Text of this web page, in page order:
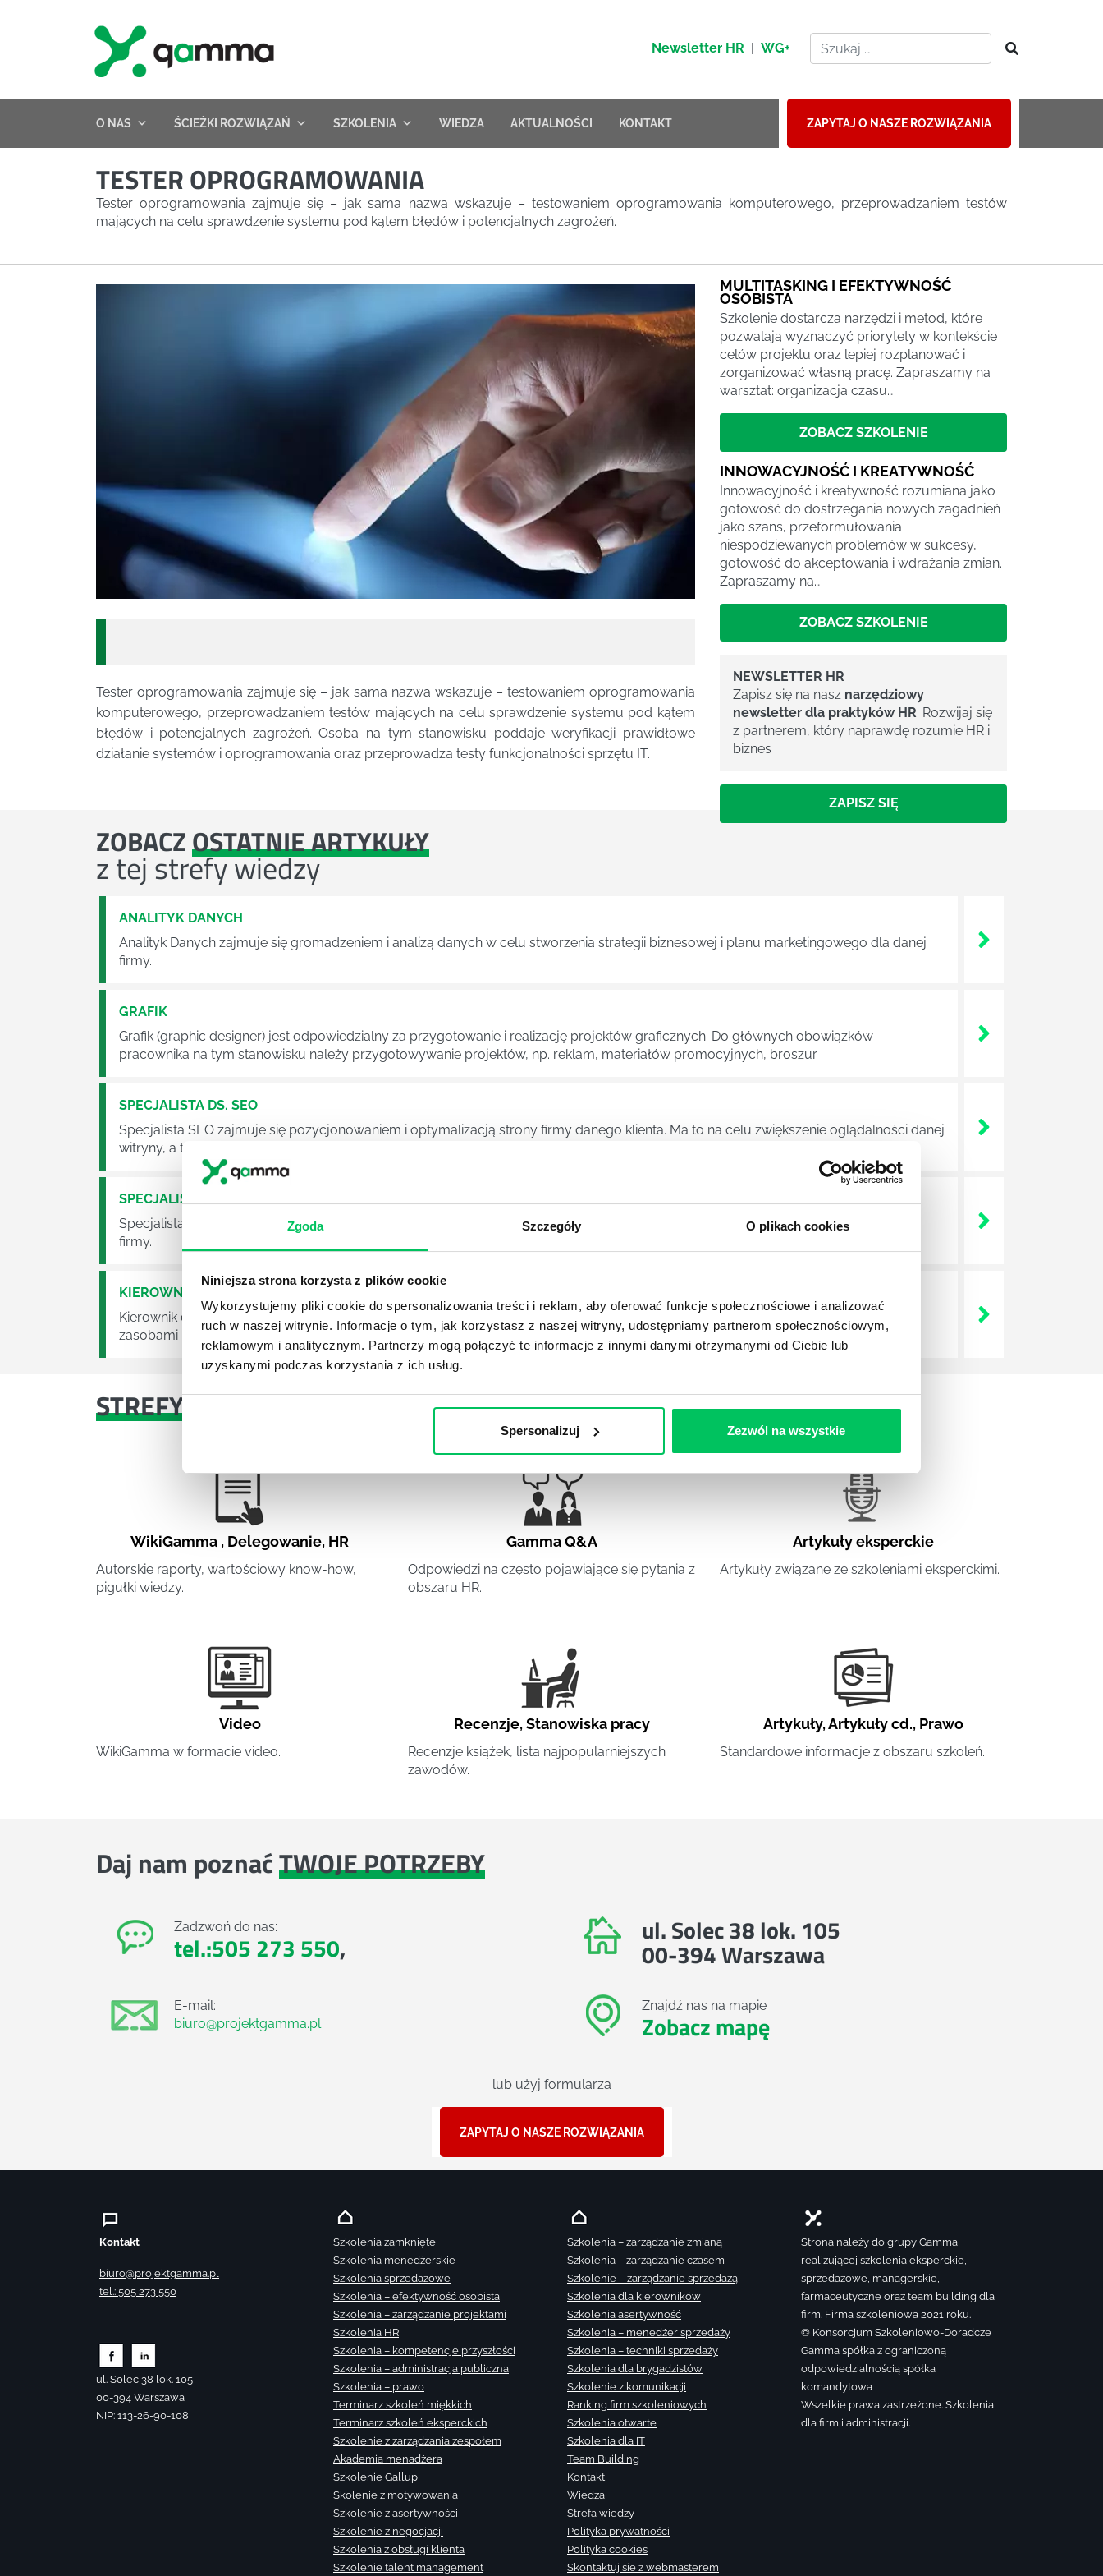
Zgoda Szczegóły O plikach cookies
Niniejsza strona korzysta z plików cookie
Wykorzystujemy pliki cookie do spersonalizowania treści i reklam, aby oferować funkcje społecznościowe i analizować
ruch w naszej witrynie. Informacje o tym, jak korzystasz z naszej witryny, udostępniamy partnerom społecznościowym,
reklamowym i analitycznym. Partnerzy mogą połączyć te informacje z innymi danymi otrzymanymi od Ciebie lub
uzyskanymi podczas korzystania z ich usług.
Spersonalizuj Zezwól na wszystkie
Newsletter HR | WG+
O NAS ŚCIEŻKI ROZWIĄZAŃ SZKOLENIA WIEDZA AKTUALNOŚCI KONTAKT ZAPYTAJ O NASZE ROZWIĄZANIA
TESTER OPROGRAMOWANIA
Tester oprogramowania zajmuje się – jak sama nazwa wskazuje – testowaniem oprogramowania komputerowego, przeprowadzaniem testów
mających na celu sprawdzenie systemu pod kątem błędów i potencjalnych zagrożeń.
Tester oprogramowania zajmuje się – jak sama nazwa wskazuje – testowaniem oprogramowania
komputerowego, przeprowadzaniem testów mających na celu sprawdzenie systemu pod kątem
błędów i potencjalnych zagrożeń. Osoba na tym stanowisku poddaje weryfikacji prawidłowe
działanie systemów i oprogramowania oraz przeprowadza testy funkcjonalności sprzętu IT.
MULTITASKING I EFEKTYWNOŚĆ
OSOBISTA
Szkolenie dostarcza narzędzi i metod, które
pozwalają wyznaczyć priorytety w kontekście
celów projektu oraz lepiej rozplanować i
zorganizować własną pracę. Zapraszamy na
warsztat: organizacja czasu…
ZOBACZ SZKOLENIE
INNOWACYJNOŚĆ I KREATYWNOŚĆ
Innowacyjność i kreatywność rozumiana jako
gotowość do dostrzegania nowych zagadnień
jako szans, przeformułowania
niespodziewanych problemów w sukcesy,
gotowość do akceptowania i wdrażania zmian.
Zapraszamy na…
ZOBACZ SZKOLENIE
NEWSLETTER HR
Zapisz się na nasz narzędziowy
newsletter dla praktyków HR. Rozwijaj się
z partnerem, który naprawdę rozumie HR i
biznes
ZAPISZ SIĘ
ZOBACZOSTATNIE ARTYKUŁY
z tej strefy wiedzy
ANALITYK DANYCH
Analityk Danych zajmuje się gromadzeniem i analizą danych w celu stworzenia strategii biznesowej i planu marketingowego dla danej
firmy.
GRAFIK
Grafik (graphic designer) jest odpowiedzialny za przygotowanie i realizację projektów graficznych. Do głównych obowiązków
pracownika na tym stanowisku należy przygotowywanie projektów, np. reklam, materiałów promocyjnych, broszur.
SPECJALISTA DS. SEO
Specjalista SEO zajmuje się pozycjonowaniem i optymalizacją strony firmy danego klienta. Ma to na celu zwiększenie oglądalności danej
witryny, a tym samym maksymalizację zysków firmy.
SPECJALISTA DS. SEM
Specjalista SEM to osoba odpowiedzialna za działania marketingowe związane z reklamą i promowaniem witryny internetowej danej
firmy.
KIEROWNIK DS. PERSONALNYCH (HR MANAGER)
Kierownik ds. Personalnych (HR Manager) to osoba zajmująca się nadzorem, kontrolą i planowaniem wszystkich prac związanych z
zasobami ludzkimi w przedsiębiorstwie.
STREFY WIEDZY
WikiGamma , Delegowanie, HR
Autorskie raporty, wartościowy know-how,
pigułki wiedzy.
Gamma Q&A
Odpowiedzi na często pojawiające się pytania z
obszaru HR.
Artykuły eksperckie
Artykuły związane ze szkoleniami eksperckimi.
Video
WikiGamma w formacie video.
Recenzje,Stanowiska pracy
Recenzje książek, lista najpopularniejszych
zawodów.
Artykuły,Artykuły cd., Prawo
Standardowe informacje z obszaru szkoleń.
Daj nam poznaćTWOJE POTRZEBY
Zadzwoń do nas:
tel.:505 273 550,
E-mail:
biuro@projektgamma.pl
ul. Solec 38 lok. 105
00-394 Warszawa
Znajdź nas na mapie
Zobacz mapę
lub użyj formularza
ZAPYTAJ O NASZE ROZWIĄZANIA
Kontakt
biuro@projektgamma.pl
tel.: 505 273 550
ul. Solec 38 lok. 105
00-394 Warszawa
NIP: 113-26-90-108
Szkolenia zamknięte
Szkolenia menedżerskie
Szkolenia sprzedażowe
Szkolenia – efektywność osobista
Szkolenia – zarządzanie projektami
Szkolenia HR
Szkolenia – kompetencje przyszłości
Szkolenia – administracja publiczna
Szkolenia – prawo
Terminarz szkoleń miękkich
Terminarz szkoleń eksperckich
Szkolenie z zarządzania zespołem
Akademia menadżera
Szkolenie Gallup
Skolenie z motywowania
Szkolenie z asertywności
Szkolenie z negocjacji
Szkolenia z obsługi klienta
Szkolenie talent management
Szkolenia – zarządzanie zmianą
Szkolenia – zarządzanie czasem
Szkolenie – zarządzanie sprzedażą
Szkolenia dla kierowników
Szkolenia asertywność
Szkolenia – menedżer sprzedaży
Szkolenia – techniki sprzedaży
Szkolenia dla brygadzistów
Szkolenie z komunikacji
Ranking firm szkoleniowych
Szkolenia otwarte
Szkolenia dla IT
Team Building
Kontakt
Wiedza
Strefa wiedzy
Polityka prywatności
Polityka cookies
Skontaktuj sie z webmasterem
Strona należy do grupy Gamma
realizującej szkolenia eksperckie,
sprzedażowe, managerskie,
farmaceutyczne oraz team building dla
firm. Firma szkoleniowa 2021 roku.
© Konsorcjum Szkoleniowo-Doradcze
Gamma spółka z ograniczoną
odpowiedzialnością spółka
komandytowa
Wszelkie prawa zastrzeżone. Szkolenia
dla firm i administracji.